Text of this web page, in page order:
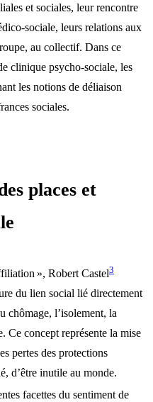
et sociales, leur rencontre
sociale, leurs relations aux
au collectif. Dans ce
clinique psycho-sociale, les
les notions de déliaison
sociales.
places et
», Robert Castel3
du lien social lié directement
chômage, l’isolement, la
concept représente la mise
pertes des protections
d’être inutile au monde.
facettes du sentiment de